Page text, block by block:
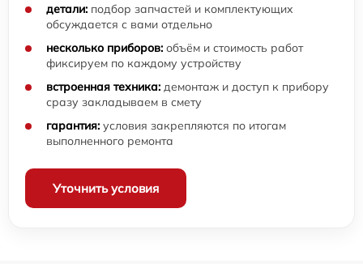
детали: подбор запчастей и комплектующих
обсуждается с вами отдельно
несколько приборов: объём и стоимость работ
фиксируем по каждому устройству
встроенная техника: демонтаж и доступ к прибору
сразу закладываем в смету
гарантия: условия закрепляются по итогам
выполненного ремонта
Уточнить условия